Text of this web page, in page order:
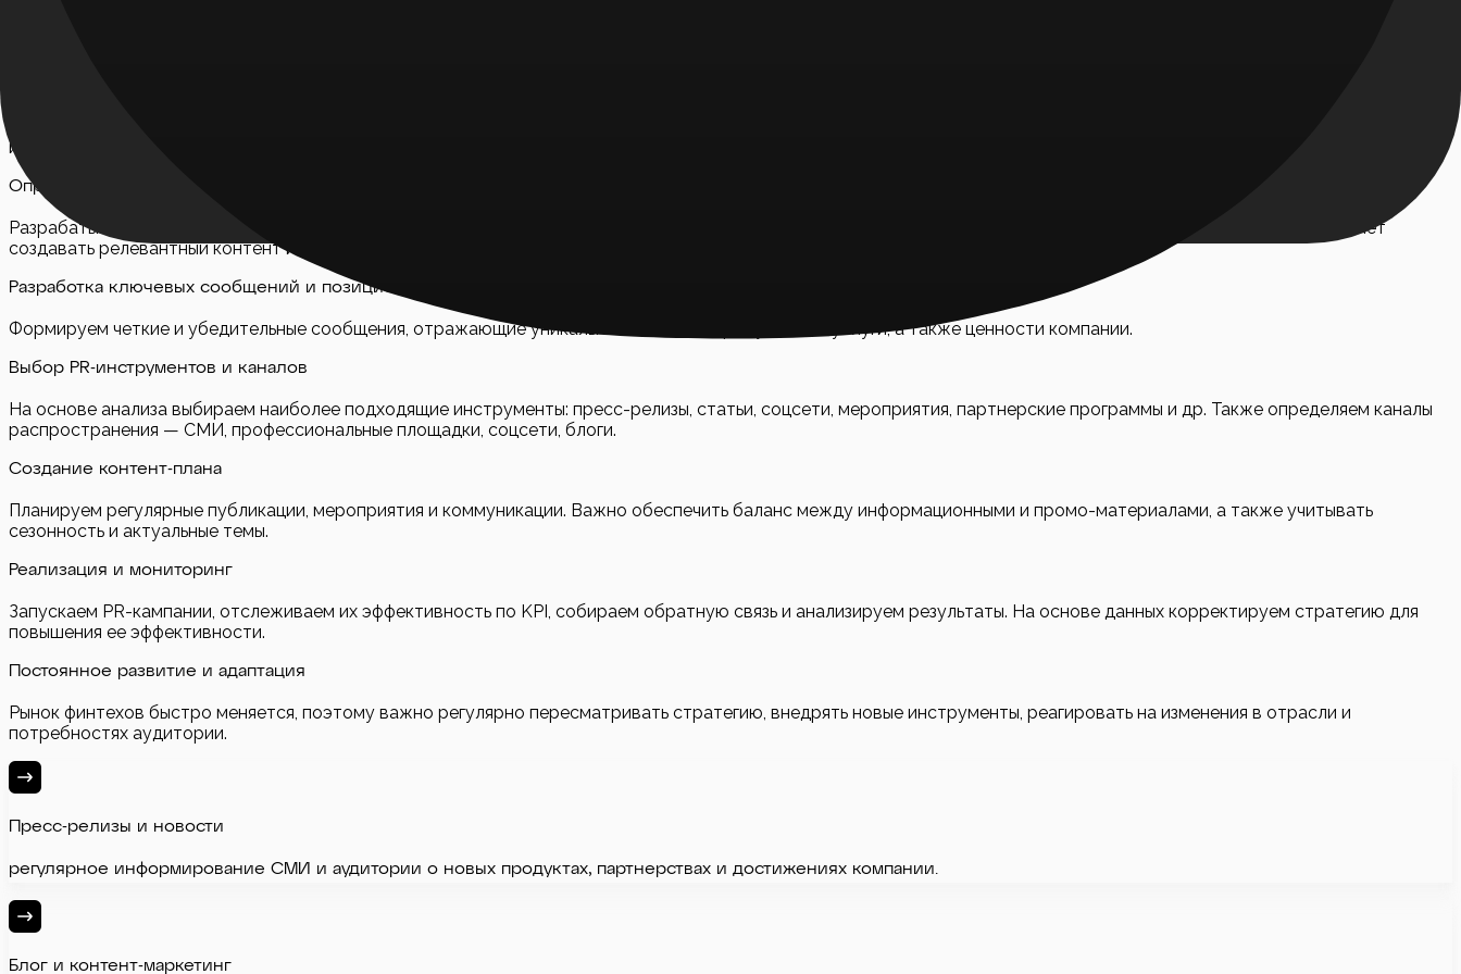
измеримые показатели успеха (KPI), например, количество публикаций, охват, уровень упоминаний.
Определение целевой аудитории
Разрабатываем портреты целевых сегментов: клиентов, инвесторов, партнеров, СМИ. Понимание их интересов, каналов коммуникации и болевых точек позволяет
создавать релевантный контент и правильно выбирать каналы.
Разработка ключевых сообщений и позиционирования
Формируем четкие и убедительные сообщения, отражающие уникальность вашего продукта или услуги, а также ценности компании.
Выбор PR-инструментов и каналов
На основе анализа выбираем наиболее подходящие инструменты: пресс-релизы, статьи, соцсети, мероприятия, партнерские программы и др. Также определяем каналы
распространения — СМИ, профессиональные площадки, соцсети, блоги.
Создание контент-плана
Планируем регулярные публикации, мероприятия и коммуникации. Важно обеспечить баланс между информационными и промо-материалами, а также учитывать
сезонность и актуальные темы.
Реализация и мониторинг
Запускаем PR-кампании, отслеживаем их эффективность по KPI, собираем обратную связь и анализируем результаты. На основе данных корректируем стратегию для
повышения ее эффективности.
Постоянное развитие и адаптация
Рынок финтехов быстро меняется, поэтому важно регулярно пересматривать стратегию, внедрять новые инструменты, реагировать на изменения в отрасли и
потребностях аудитории.
Пресс-релизы и новости
регулярное информирование СМИ и аудитории о новых продуктах, партнерствах и достижениях компании.
Блог и контент-маркетинг